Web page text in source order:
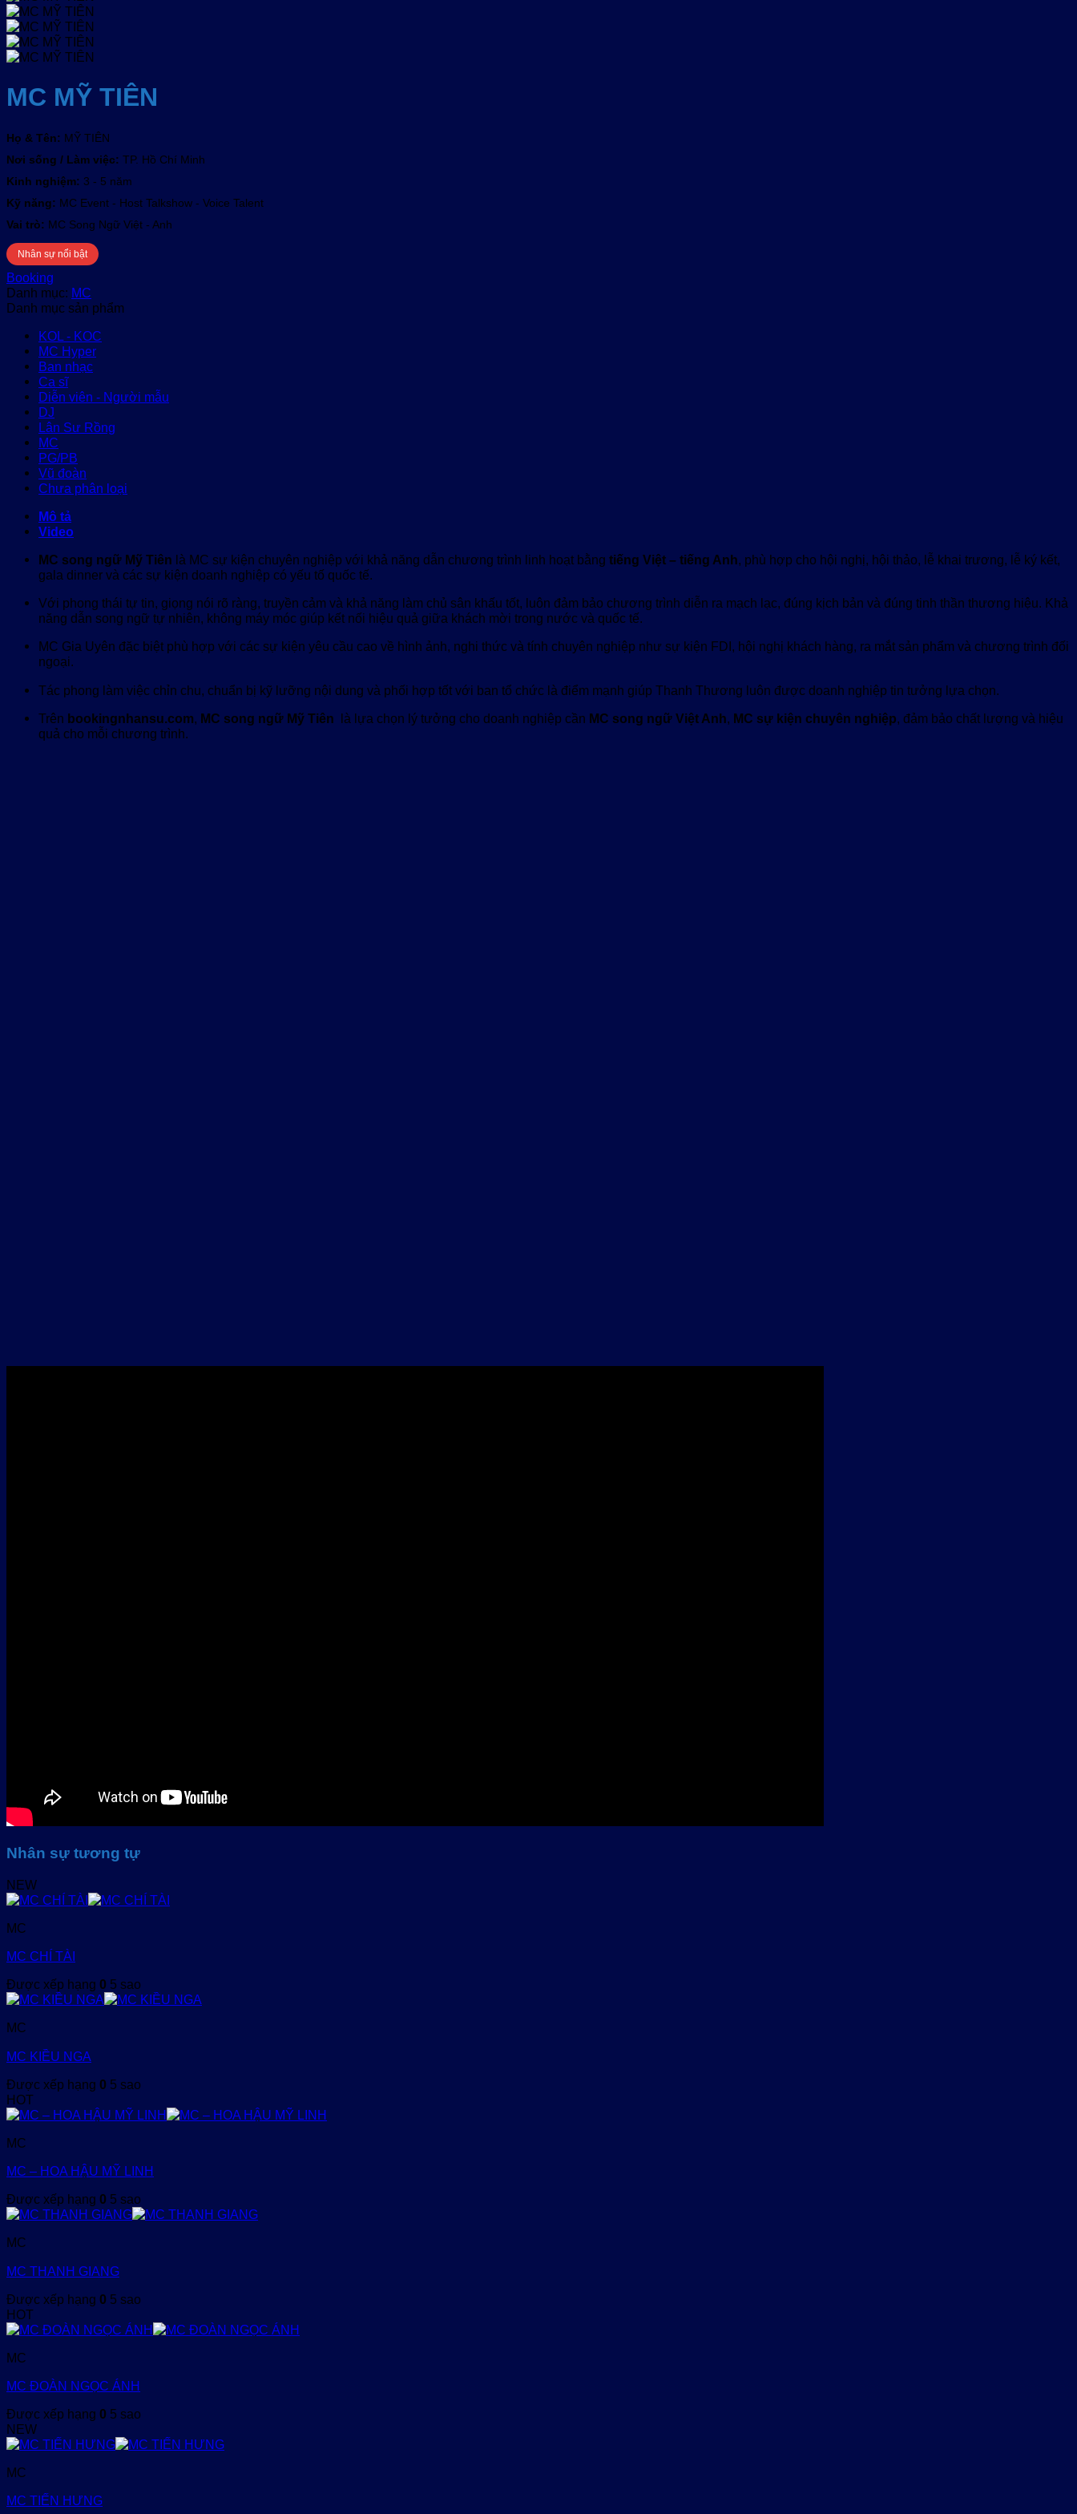
MC MỸ TIÊN
Họ & Tên: MỸ TIÊN
Nơi sống / Làm việc: TP. Hồ Chí Minh
Kinh nghiệm: 3 - 5 năm
Kỹ năng: MC Event - Host Talkshow - Voice Talent
Vai trò: MC Song Ngữ Việt - Anh
Nhân sự nổi bật
Booking
Danh mục: MC
Danh mục sản phẩm
KOL - KOC
MC Hyper
Ban nhạc
Ca sĩ
Diễn viên - Người mẫu
DJ
Lân Sư Rồng
MC
PG/PB
Vũ đoàn
Chưa phân loại
Mô tả
Video
MC song ngữ Mỹ Tiên là MC sự kiện chuyên nghiệp với khả năng dẫn chương trình linh hoạt bằng tiếng Việt – tiếng Anh, phù hợp cho hội nghị, hội thảo, lễ khai trương, lễ ký kết,
gala dinner và các sự kiện doanh nghiệp có yếu tố quốc tế.
Với phong thái tự tin, giọng nói rõ ràng, truyền cảm và khả năng làm chủ sân khấu tốt, luôn đảm bảo chương trình diễn ra mạch lạc, đúng kịch bản và đúng tinh thần thương hiệu. Khả
năng dẫn song ngữ tự nhiên, không máy móc giúp kết nối hiệu quả giữa khách mời trong nước và quốc tế.
MC Gia Uyên đặc biệt phù hợp với các sự kiện yêu cầu cao về hình ảnh, nghi thức và tính chuyên nghiệp như sự kiện FDI, hội nghị khách hàng, ra mắt sản phẩm và chương trình đối
ngoại.
Tác phong làm việc chỉn chu, chuẩn bị kỹ lưỡng nội dung và phối hợp tốt với ban tổ chức là điểm mạnh giúp Thanh Thương luôn được doanh nghiệp tin tưởng lựa chọn.
Trên bookingnhansu.com, MC song ngữ Mỹ Tiên là lựa chọn lý tưởng cho doanh nghiệp cần MC song ngữ Việt Anh, MC sự kiện chuyên nghiệp, đảm bảo chất lượng và hiệu
quả cho mỗi chương trình.
Nhân sự tương tự
NEW
MC
MC CHÍ TÀI
Được xếp hạng 0 5 sao
MC
MC KIỀU NGA
Được xếp hạng 0 5 sao
HOT
MC
MC – HOA HẬU MỸ LINH
Được xếp hạng 0 5 sao
MC
MC THANH GIANG
Được xếp hạng 0 5 sao
HOT
MC
MC ĐOÀN NGỌC ÁNH
Được xếp hạng 0 5 sao
NEW
MC
MC TIẾN HƯNG